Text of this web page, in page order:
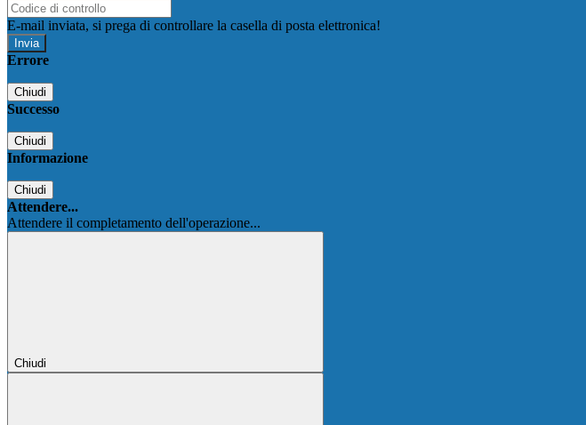
E-mail inviata, si prega di controllare la casella di posta elettronica!
Errore
Chiudi
Successo
Chiudi
Informazione
Chiudi
Attendere...
Attendere il completamento dell'operazione...
Chiudi